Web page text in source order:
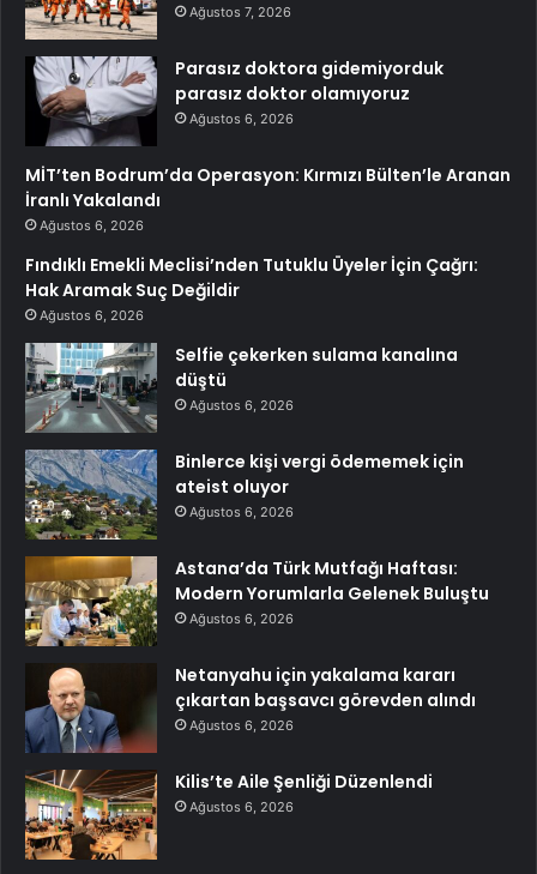
Ağustos 7, 2026
Parasız doktora gidemiyorduk
parasız doktor olamıyoruz
Ağustos 6, 2026
MİT’ten Bodrum’da Operasyon: Kırmızı Bülten’le Aranan
İranlı Yakalandı
Ağustos 6, 2026
Fındıklı Emekli Meclisi’nden Tutuklu Üyeler İçin Çağrı:
Hak Aramak Suç Değildir
Ağustos 6, 2026
Selfie çekerken sulama kanalına
düştü
Ağustos 6, 2026
Binlerce kişi vergi ödememek için
ateist oluyor
Ağustos 6, 2026
Astana’da Türk Mutfağı Haftası:
Modern Yorumlarla Gelenek Buluştu
Ağustos 6, 2026
Netanyahu için yakalama kararı
çıkartan başsavcı görevden alındı
Ağustos 6, 2026
Kilis’te Aile Şenliği Düzenlendi
Ağustos 6, 2026